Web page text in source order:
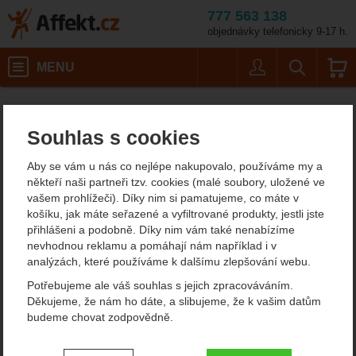
Souhlas s cookies
Aby se vám u nás co nejlépe nakupovalo, používáme my a
někteří naši partneři tzv. cookies (malé soubory, uložené ve
vašem prohlížeči). Díky nim si pamatujeme, co máte v
košíku, jak máte seřazené a vyfiltrované produkty, jestli jste
přihlášeni a podobně. Díky nim vám také nenabízíme
nevhodnou reklamu a pomáhají nám například i v
analýzách, které používáme k dalšímu zlepšování webu.
Potřebujeme ale váš souhlas s jejich zpracováváním.
Děkujeme, že nám ho dáte, a slibujeme, že k vašim datům
budeme chovat zodpovědně.
Nastavení souhlasů s kategoriemi
777 563 138
objednávky telefonicky 9-17 h.
MENU
Zavírací nože Victorinox
Kapesní nože Victorinox
Pokud hledáte menší, ale bezproblémový a univerzální nůž, který
bude obsahovat několik nástrojů, které se vám při kempování
mohou hodit, můžeme vám doporučit vyhlášené zavírací nože
Victorinox.
Zobrazit více
Filtrování podle parametrů
CENA (KČ)
NejzajímavějšíNejlevnější